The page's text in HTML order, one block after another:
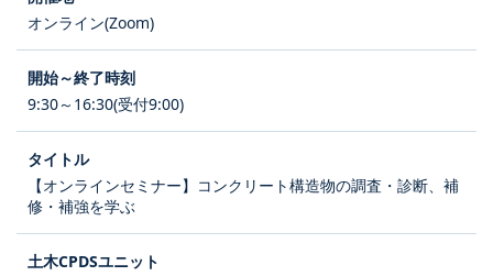
オンライン(Zoom)
9:30～16:30(受付9:00)
【オンラインセミナー】コンクリート構造物の調査・診断、補
修・補強を学ぶ